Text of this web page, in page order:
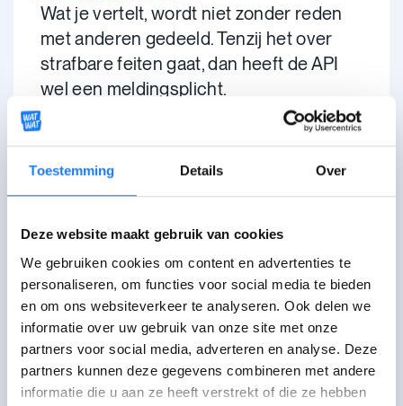
Toestemming Details Over
Deze website maakt gebruik van cookies
We gebruiken cookies om content en advertenties te
personaliseren, om functies voor social media te bieden
en om ons websiteverkeer te analyseren. Ook delen we
informatie over uw gebruik van onze site met onze
partners voor social media, adverteren en analyse. Deze
partners kunnen deze gegevens combineren met andere
informatie die u aan ze heeft verstrekt of die ze hebben
Wat je vertelt, wordt niet zonder reden
met anderen gedeeld. Tenzij het over
strafbare feiten gaat, dan heeft de API
wel een meldingsplicht.
Je kan de API bereiken via een
telefoonnummer
e-mailadres
organisaties geven de contactgegevens
mee in eenflyer, brochure, boekje,
krantje...
Hier vind jelinks naar alle API's in het
jeugdwerk
.